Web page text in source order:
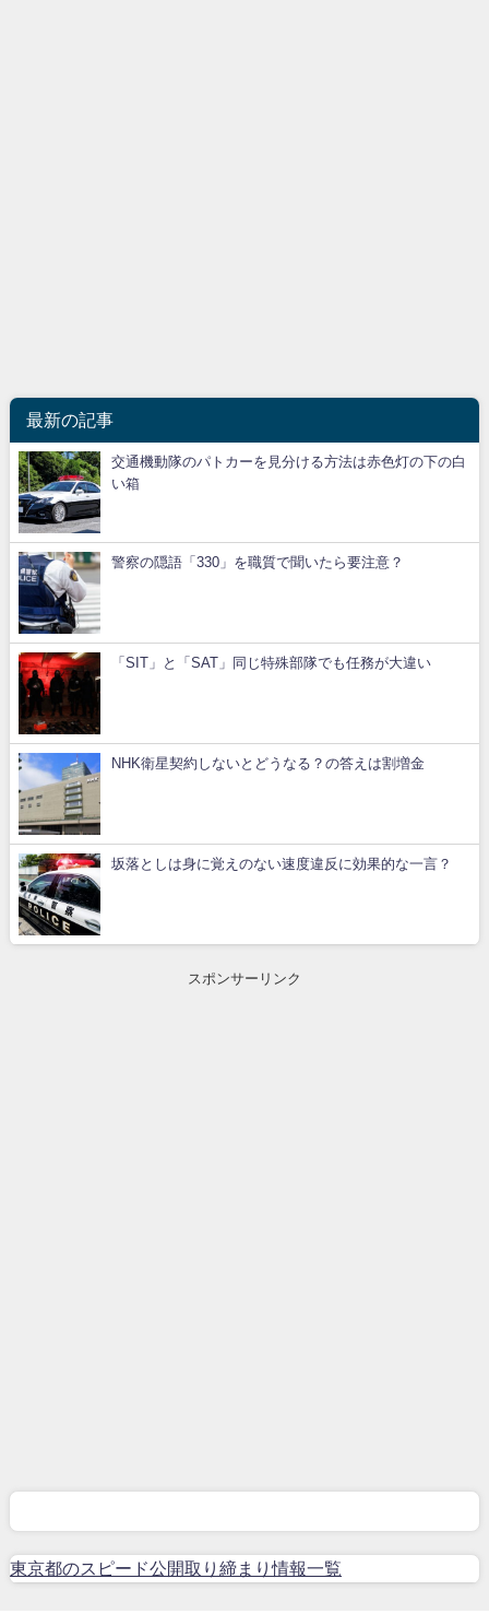
最新の記事
交通機動隊のパトカーを見分ける方法は赤色灯の下の白
い箱
警察の隠語「330」を職質で聞いたら要注意？
「SIT」と「SAT」同じ特殊部隊でも任務が大違い
NHK衛星契約しないとどうなる？の答えは割増金
坂落としは身に覚えのない速度違反に効果的な一言？
スポンサーリンク
東京都のスピード公開取り締まり情報一覧